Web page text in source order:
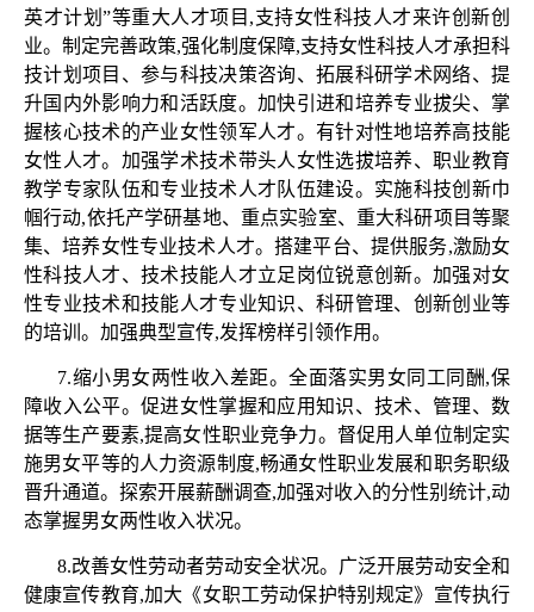
英才计划”等重大人才项目,支持女性科技人才来许创新创
业。制定完善政策,强化制度保障,支持女性科技人才承担科
技计划项目、参与科技决策咨询、拓展科研学术网络、提
升国内外影响力和活跃度。加快引进和培养专业拔尖、掌
握核心技术的产业女性领军人才。有针对性地培养高技能
女性人才。加强学术技术带头人女性选拔培养、职业教育
教学专家队伍和专业技术人才队伍建设。实施科技创新巾
帼行动,依托产学研基地、重点实验室、重大科研项目等聚
集、培养女性专业技术人才。搭建平台、提供服务,激励女
性科技人才、技术技能人才立足岗位锐意创新。加强对女
性专业技术和技能人才专业知识、科研管理、创新创业等
的培训。加强典型宣传,发挥榜样引领作用。
7.缩小男女两性收入差距。全面落实男女同工同酬,保
障收入公平。促进女性掌握和应用知识、技术、管理、数
据等生产要素,提高女性职业竞争力。督促用人单位制定实
施男女平等的人力资源制度,畅通女性职业发展和职务职级
晋升通道。探索开展薪酬调查,加强对收入的分性别统计,动
态掌握男女两性收入状况。
8.改善女性劳动者劳动安全状况。广泛开展劳动安全和
健康宣传教育,加大《女职工劳动保护特别规定》宣传执行